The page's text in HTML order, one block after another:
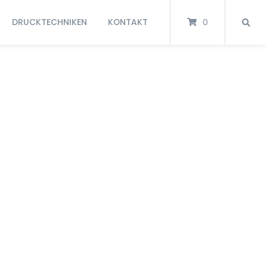
DRUCKTECHNIKEN KONTAKT 0